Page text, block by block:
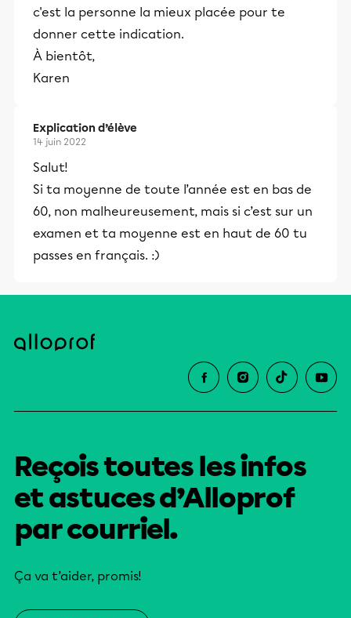
c'est la personne la mieux placée pour te
donner cette indication.
À bientôt,
Karen
Explication d’élève
14 juin 2022
Salut!
Si ta moyenne de toute l’année est en bas de
60, non malheureusement, mais si c’est sur un
examen et ta moyenne est en haut de 60 tu
passes en français. :)
Reçois toutes les infos
et astuces d’Alloprof
par courriel.
Ça va t’aider, promis!